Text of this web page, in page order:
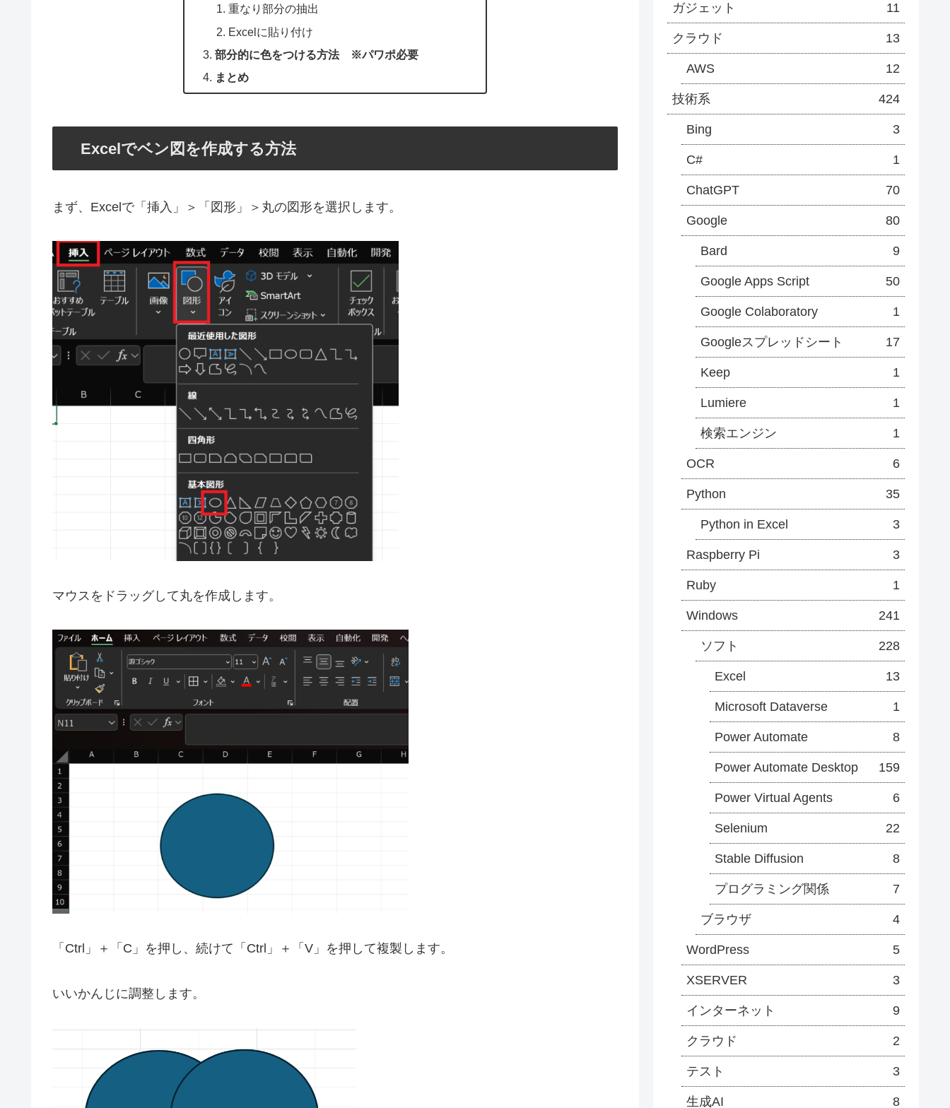
重なり部分の抽出
Excelに貼り付け
部分的に色をつける方法 ※パワポ必要
まとめ
Excelでベン図を作成する方法
まず、Excelで「挿入」＞「図形」＞丸の図形を選択します。
マウスをドラッグして丸を作成します。
「Ctrl」＋「C」を押し、続けて「Ctrl」＋「V」を押して複製します。
いいかんじに調整します。
ガジェット 11
クラウド 13
AWS 12
技術系 424
Bing 3
C# 1
ChatGPT 70
Google 80
Bard 9
Google Apps Script 50
Google Colaboratory 1
Googleスプレッドシート 17
Keep 1
Lumiere 1
検索エンジン 1
OCR 6
Python 35
Python in Excel 3
Raspberry Pi 3
Ruby 1
Windows 241
ソフト 228
Excel 13
Microsoft Dataverse 1
Power Automate 8
Power Automate Desktop 159
Power Virtual Agents 6
Selenium 22
Stable Diffusion 8
プログラミング関係 7
ブラウザ 4
WordPress 5
XSERVER 3
インターネット 9
クラウド 2
テスト 3
生成AI 8